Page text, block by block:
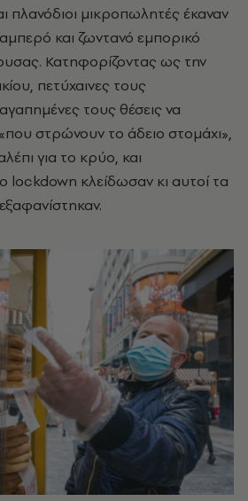
πλανόδιοι μικροπωλητές έκαναν
και ζωντανό εμπορικό
Κατηφορίζοντας ως την
πετύχαινες τους
τους θέσεις να
στρώνουν το άδειο στομάχι»,
για το κρύο, και
lockdown κλείδωσαν κι αυτοί τα